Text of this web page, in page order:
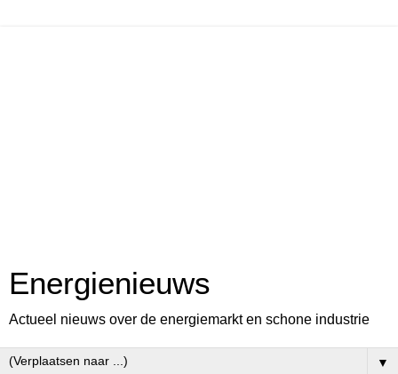
Energienieuws
Actueel nieuws over de energiemarkt en schone industrie
▼